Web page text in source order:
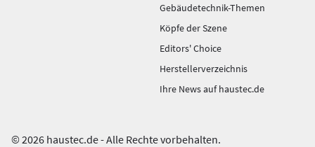
Gebäudetechnik-Themen
Köpfe der Szene
Editors' Choice
Herstellerverzeichnis
Ihre News auf haustec.de
© 2026 haustec.de - Alle Rechte vorbehalten.